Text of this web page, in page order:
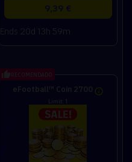
9,39 €
Ends 20d 13h 59m
eFootball™ Coin 2700
Limit: 1
RECOMENDADO